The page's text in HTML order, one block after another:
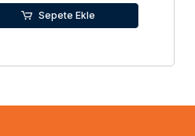
Sepete Ekle